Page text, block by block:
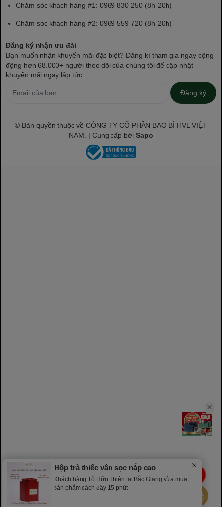
Chăm sóc khách hàng #1: 0969 830 250 (8h-20h)
Chăm sóc khách hàng #2: 0969 559 720 (8h-20h)
Đăng ký nhận ưu đãi
Bạn muốn nhận khuyến mãi đặc biệt? Đăng kí tham gia ngay cộng
động hơn 68.000+ người theo dõi của chúng tôi để cập nhật
khuyến mãi ngay lập tức
Đăng ký
© Bản quyền thuộc về CÔNG TY CỔ PHẦN BAO BÌ HVL VIỆT
NAM. | Cung cấp bởiSapo
Hộp trà thiếc vân sọc nắp cao
Khách hàng Tô Hữu Thiện tại Bắc Giang vừa mua
sản phẩm cách đây 15 phút